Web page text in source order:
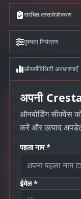
संरचित दस्तावेज़ीकरण
दृश्यता नियंत्रण
ऑब्जर्वेबिलिटी अवधारणाएँ
अपनी
ऑनबोर्डिंग सीक्वेंस
करें और उत्पाद
पहला नाम *
ईमेल *